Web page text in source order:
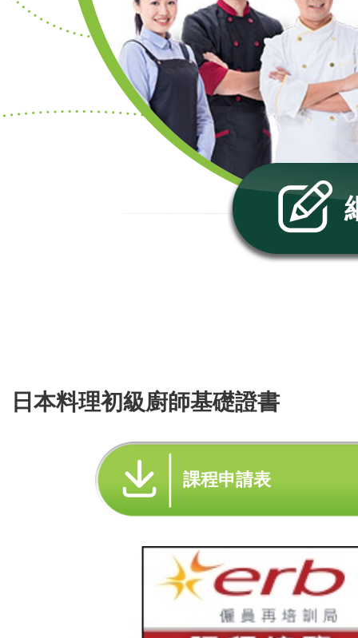
日本料理初級廚師基礎證書
課程申請表